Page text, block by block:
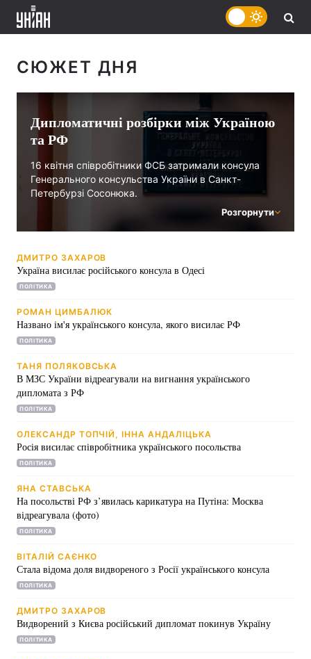
СЮЖЕТ ДНЯ
Дипломатичні розбірки між Україною
та РФ
16 квітня співробітники ФСБ затримали консула
Генерального консульства України в Санкт-
Петербурзі Сосонюка.
У спецслужбі стверджують, що Сосонюк нібито
намагався отримати інформацію закритого
правоохоронних органів і ФСБ.
Пізніше стало відомо, що Росія висилає
З цього часу Україна і Росія ще кілька разів
"обмінювалися люб'язностями", висилаючи
Розгорнути
ДМИТРО ЗАХАРОВ
Україна висилає російського консула в Одесі
ПОЛІТИКА
РОМАН ЦИМБАЛЮК
Названо ім'я українського консула, якого висилає РФ
ПОЛІТИКА
ТАНЯ ПОЛЯКОВСЬКА
В МЗС України відреагували на вигнання українського
дипломата з РФ
ПОЛІТИКА
ОЛЕКСАНДР ТОПЧІЙ, ІННА АНДАЛІЦЬКА
Росія висилає співробітника українського посольства
ПОЛІТИКА
ЯНА СТАВСЬКА
На посольстві РФ з’явилась карикатура на Путіна: Москва
відреагувала (фото)
ПОЛІТИКА
ВІТАЛІЙ САЄНКО
Стала відома доля видвореного з Росії українського консула
ПОЛІТИКА
ДМИТРО ЗАХАРОВ
Видворений з Києва російський дипломат покинув Україну
ПОЛІТИКА